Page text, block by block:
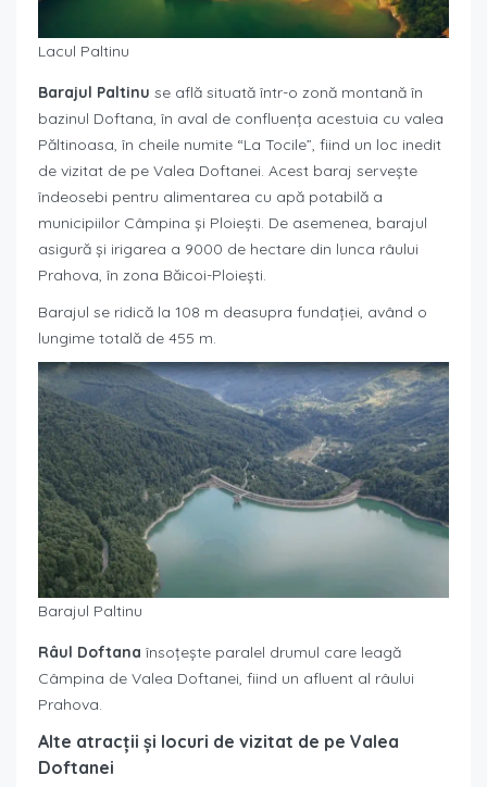
Lacul Paltinu
Barajul Paltinu se află situată într-o zonă montană în
bazinul Doftana, în aval de confluența acestuia cu valea
Păltinoasa, în cheile numite “La Tocile”, fiind un loc inedit
de vizitat de pe Valea Doftanei. Acest baraj servește
îndeosebi pentru alimentarea cu apă potabilă a
municipiilor Câmpina și Ploiești. De asemenea, barajul
asigură și irigarea a 9000 de hectare din lunca râului
Prahova, în zona Băicoi-Ploiești.
Barajul se ridică la 108 m deasupra fundației, având o
lungime totală de 455 m.
Barajul Paltinu
Râul Doftana însoțește paralel drumul care leagă
Câmpina de Valea Doftanei, fiind un afluent al râului
Prahova.
Alte atracții și locuri de vizitat de pe Valea
Doftanei